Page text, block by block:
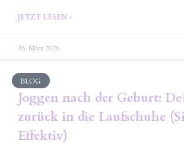
JETZT LESEN »
26. März 2026
BLOG
Joggen nach der Geburt:
zurück in die Laufschuhe
Effektiv)